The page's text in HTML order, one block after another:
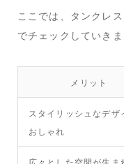
ここでは、タンクレ
でチェックしていきま
メリット
スタイリッシュなデザ
おしゃれ